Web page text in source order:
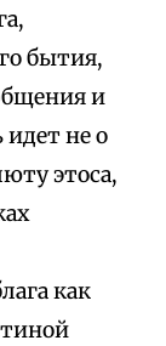
бытия,
и
идет не о
этоса,
как